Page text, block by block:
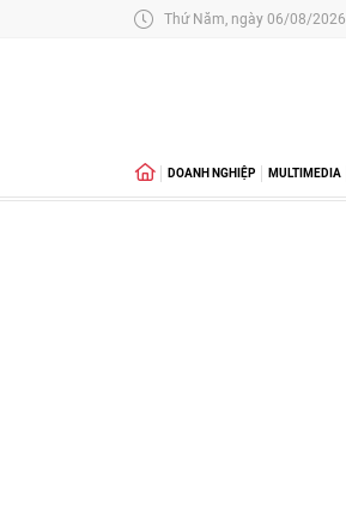
Thứ Năm, ngày 06/08/2026
DOANH NGHIỆP MULTIMEDIA